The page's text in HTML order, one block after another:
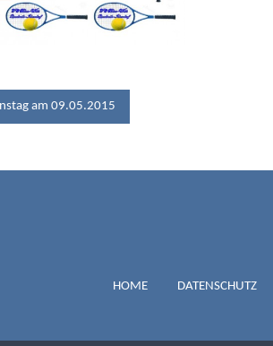
am 09.05.2015
BLAU-
HOME DATENSCHUTZ